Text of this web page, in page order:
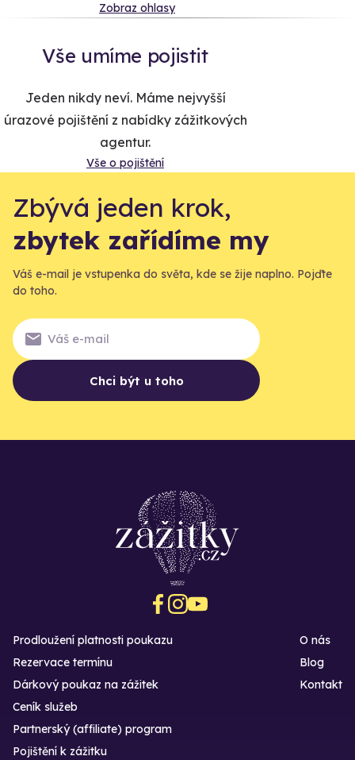
Zobraz ohlasy
Vše umíme pojistit
Jeden nikdy neví. Máme nejvyšší
úrazové pojištění z nabídky zážitkových
agentur.
Vše o pojištění
Zbývá jeden krok,
zbytek zařídíme my
Váš e-mail je vstupenka do světa, kde se žije naplno. Pojďte
do toho.
Chci být u toho
Prodloužení platnosti poukazu
Rezervace termínu
Dárkový poukaz na zážitek
O nás
Blog
Kontakt
Ceník služeb
Partnerský (affiliate) program
Pojištění k zážitku